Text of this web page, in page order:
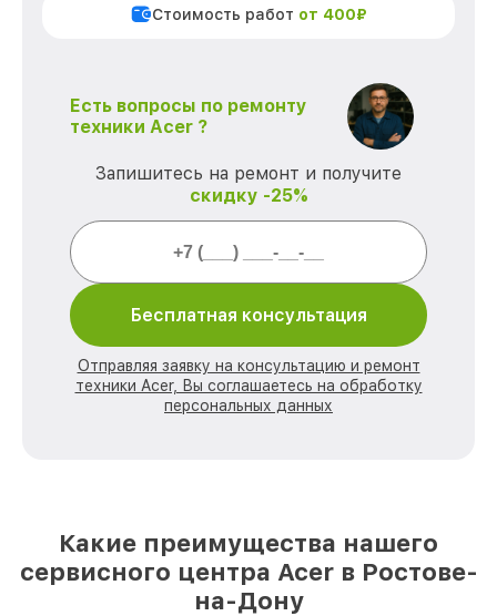
Стоимость работ от 400₽
Есть вопросы по ремонту
техники Acer ?
Запишитесь на ремонт и получите
скидку -25%
Бесплатная консультация
Отправляя заявку на консультацию и ремонт
техники Acer, Вы соглашаетесь на обработку
персональных данных
Какие преимущества нашего
сервисного центра Acer в Ростове-
на-Дону